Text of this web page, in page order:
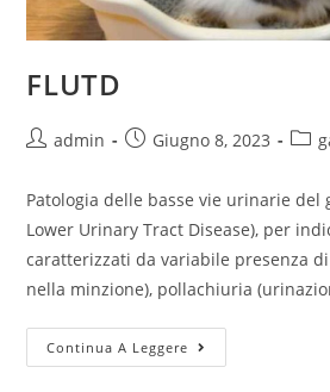
FLUTD
admin Giugno 8, 2023
Patologia delle basse vie urinarie del
Lower Urinary Tract Disease), per
caratterizzati da variabile presenza
nella minzione), pollachiuria
Continua A Leggere